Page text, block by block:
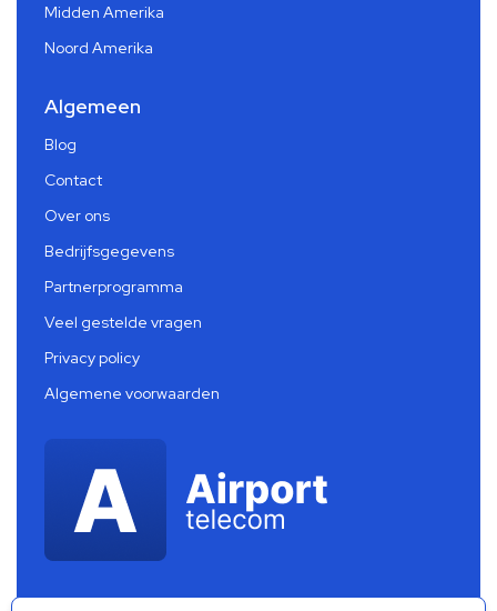
Midden Amerika
Noord Amerika
Algemeen
Blog
Contact
Over ons
Bedrijfsgegevens
Partnerprogramma
Veel gestelde vragen
Privacy policy
Algemene voorwaarden